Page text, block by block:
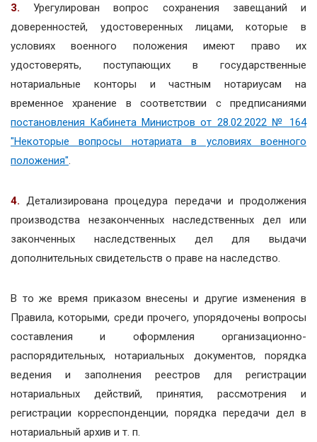
3.
Урегулирован вопрос сохранения завещаний и
доверенностей, удостоверенных лицами, которые в
условиях военного положения имеют право их
удостоверять, поступающих в государственные
нотариальные конторы и частным нотариусам на
временное хранение в соответствии с предписаниями
постановления Кабинета Министров от 28.02.2022 № 164
"Некоторые вопросы нотариата в условиях военного
положения".
4. Детализирована процедура передачи и продолжения
производства незаконченных наследственных дел или
законченных наследственных дел для выдачи
дополнительных свидетельств о праве на наследство.
В то же время приказом внесены и другие изменения в
Правила, которыми, среди прочего, упорядочены вопросы
составления и оформления организационно-
распорядительных, нотариальных документов, порядка
ведения и заполнения реестров для регистрации
нотариальных действий, принятия, рассмотрения и
регистрации корреспонденции, порядка передачи дел в
нотариальный архив и т. п.